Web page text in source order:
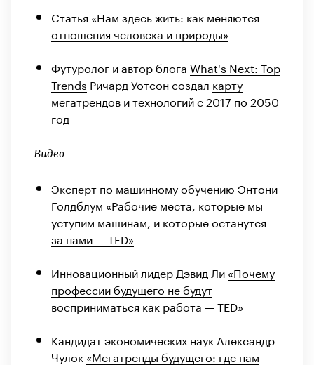
Статья «Нам здесь жить: как меняются
отношения человека и природы»
Футуролог и автор блога What's Next: Top
Trends Ричард Уотсон создал карту
мегатрендов и технологий с 2017 по 2050
год
Видео
Эксперт по машинному обучению Энтони
Голдблум «Рабочие места, которые мы
уступим машинам, и которые останутся
за нами — TED»
Инновационный лидер Дэвид Ли «Почему
профессии будущего не будут
восприниматься как работа — TED»
Кандидат экономических наук Александр
Чулок «Мегатренды будущего: где нам